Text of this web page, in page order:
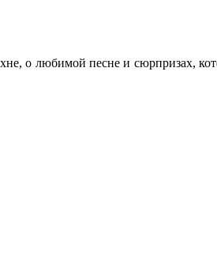
о любимой песне и сюрпризах,